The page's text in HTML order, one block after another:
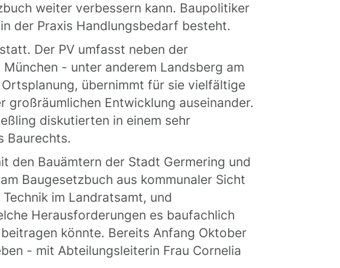
weiter verbessern kann. Baupolitiker
der Praxis Handlungsbedarf besteht.
Der PV umfasst neben der
- unter anderem Landsberg am
übernimmt für sie vielfältige
Entwicklung auseinander.
diskutierten in einem sehr
Baurechts.
den Bauämtern der Stadt Germering und
Baugesetzbuch aus kommunaler Sicht
im Landratsamt, und
Herausforderungen es baufachlich
könnte. Bereits Anfang Oktober
- mit Abteilungsleiterin Frau Cornelia